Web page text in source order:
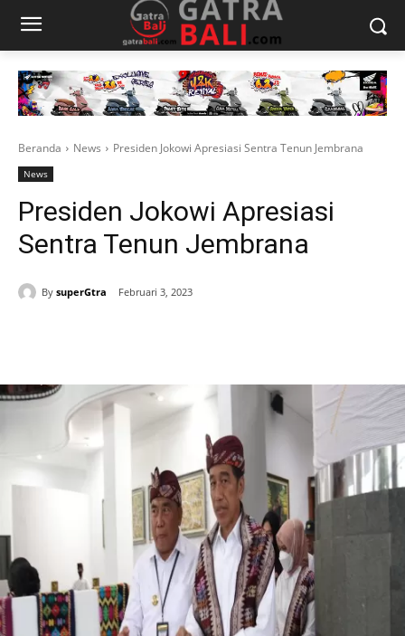
Beranda News Presiden Jokowi Apresiasi Sentra Tenun Jembrana
News
Presiden Jokowi Apresiasi
Sentra Tenun Jembrana
By superGtra Februari 3, 2023